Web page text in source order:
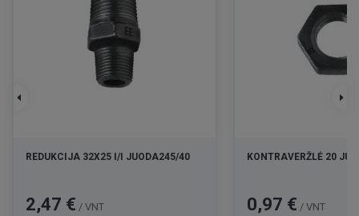
REDUKCIJA 32X25 I/I JUODA245/40
Kaina
2,47 € / VNT
KONTRAVERŽLĖ 20
Kaina
0,97 € / VNT